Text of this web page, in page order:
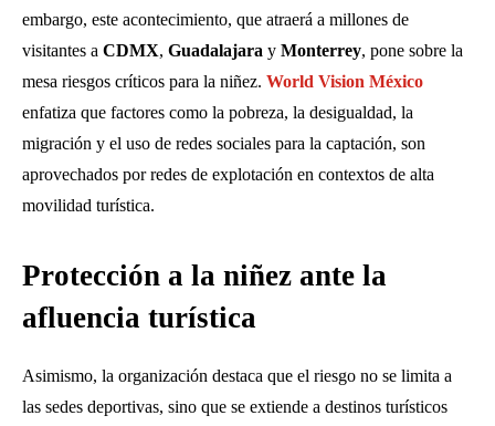
embargo, este acontecimiento, que atraerá a millones de
visitantes a CDMX, Guadalajara y Monterrey, pone sobre la
mesa riesgos críticos para la niñez. World Vision México
enfatiza que factores como la pobreza, la desigualdad, la
migración y el uso de redes sociales para la captación, son
aprovechados por redes de explotación en contextos de alta
movilidad turística.
Protección a la niñez ante la
afluencia turística
Asimismo, la organización destaca que el riesgo no se limita a
las sedes deportivas, sino que se extiende a destinos turísticos